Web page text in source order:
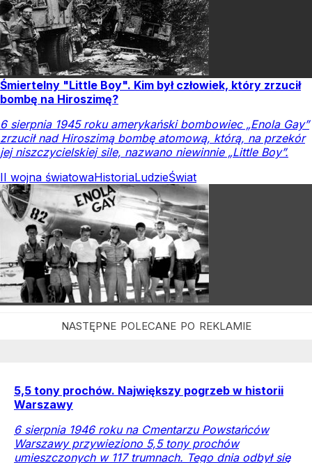
Śmiertelny "Little Boy". Kim był człowiek, który zrzucił
bombę na Hiroszimę?
6 sierpnia 1945 roku amerykański bombowiec „Enola Gay”
zrzucił nad Hiroszimą bombę atomową, którą, na przekór
jej niszczycielskiej sile, nazwano niewinnie „Little Boy”.
II wojna światowaHistoriaLudzieŚwiat
5,5 tony prochów. Największy pogrzeb w historii
Warszawy
6 sierpnia 1946 roku na Cmentarzu Powstańców
Warszawy przywieziono 5,5 tony prochów
umieszczonych w 117 trumnach. Tego dnia odbył się